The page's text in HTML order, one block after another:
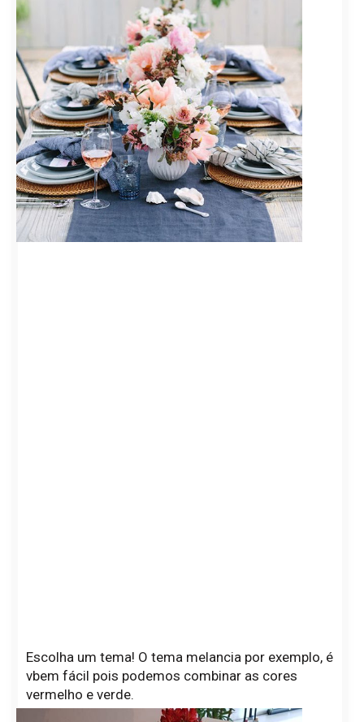
Escolha um tema! O tema melancia por exemplo, é
vbem fácil pois podemos combinar as cores
vermelho e verde.